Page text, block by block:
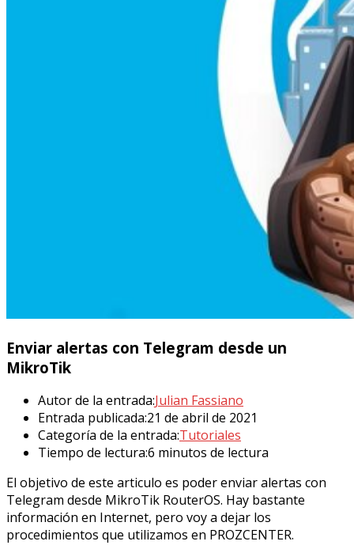
Enviar alertas con Telegram desde un
MikroTik
Autor de la entrada:Julian Fassiano
Entrada publicada:21 de abril de 2021
Categoría de la entrada:Tutoriales
Tiempo de lectura:6 minutos de lectura
El objetivo de este articulo es poder enviar alertas con
Telegram desde MikroTik RouterOS. Hay bastante
información en Internet, pero voy a dejar los
procedimientos que utilizamos en PROZCENTER.